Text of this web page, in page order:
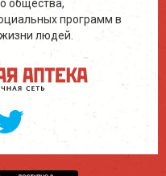
общества,
программ в
людей.